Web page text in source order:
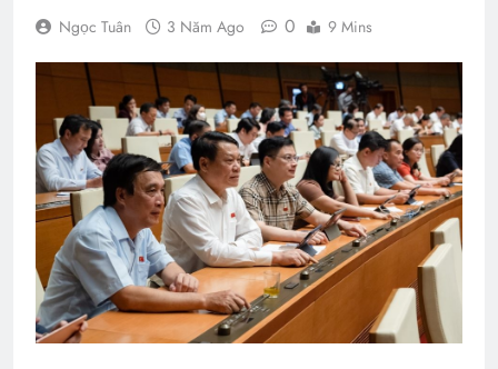
Ngọc Tuân 3 Năm Ago 0 9 Mins